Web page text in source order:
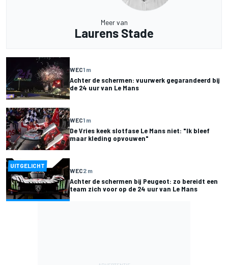
Meer van
Laurens Stade
WEC1 m
Achter de schermen: vuurwerk gegarandeerd bij
de 24 uur van Le Mans
WEC1 m
De Vries keek slotfase Le Mans niet: "Ik bleef
maar kleding opvouwen"
UITGELICHT
WEC2 m
Achter de schermen bij Peugeot: zo bereidt een
team zich voor op de 24 uur van Le Mans